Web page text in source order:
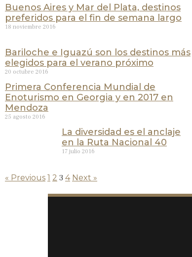
Buenos Aires y Mar del Plata, destinos
preferidos para el fin de semana largo
18 noviembre 2016
Bariloche e Iguazú son los destinos más
elegidos para el verano próximo
20 octubre 2016
Primera Conferencia Mundial de
Enoturismo en Georgia y en 2017 en
Mendoza
25 agosto 2016
La diversidad es el anclaje
en la Ruta Nacional 40
17 julio 2016
« Previous 1 2 3 4 Next »